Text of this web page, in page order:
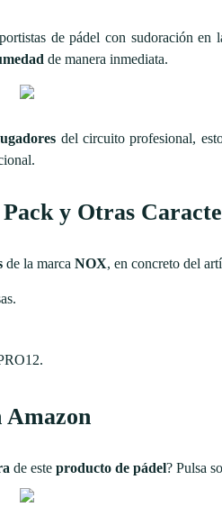
de pádel con sudoración en
de manera inmediata.
del circuito profesional,
y Otras
de la marca NOX, en concreto del
Amazon
de este producto de pádel? Pulsa